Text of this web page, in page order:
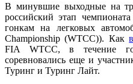
В минувшие выходные на
российский этап
гонкам на легковых
Championship (WTCC)). Как
FIA WTCC, в течение
соревновались еще и
Туринг и Туринг Лайт.